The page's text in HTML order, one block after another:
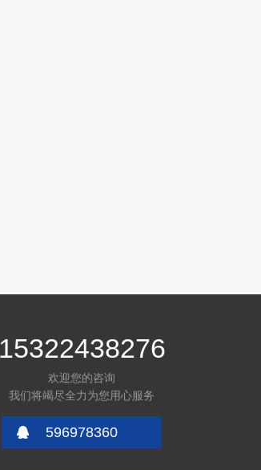
15322438276
欢迎您的咨询
我们将竭尽全力为您用心服务
596978360